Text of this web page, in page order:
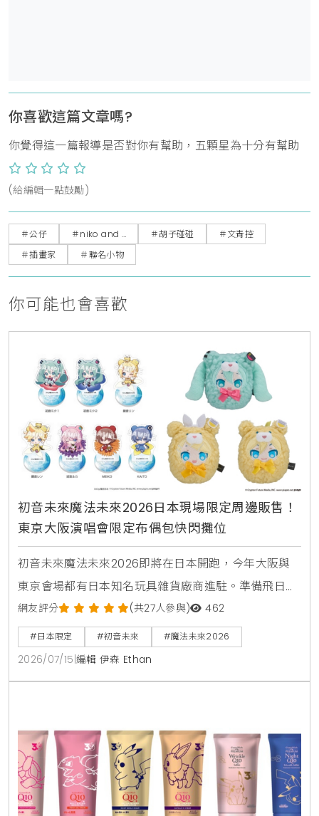
你喜歡這篇文章嗎?
你覺得這一篇報導是否對你有幫助，五顆星為十分有幫助
(給編輯一點鼓勵)
＃公仔 ＃niko and … ＃胡子碰碰
＃文青控
＃插畫家
＃聯名小物
你可能也會喜歡
初音未來魔法未來2026日本現場限定周邊販售！
東京大阪演唱會限定布偶包快閃攤位
初音未來魔法未來2026即將在日本開跑，今年大阪與
東京會場都有日本知名玩具雜貨廠商進駐。準備飛日本
看演唱會的台灣粉絲，趕快來看看這次有哪些現場必搶
的布偶包與透明痛包配件，幫自己規劃一趟最完美的日
本追星之旅。
網友評分 (共27人參與) 462
#日本限定 #初音未來 #魔法未來2026
2026/07/15 編輯 伊森 Ethan